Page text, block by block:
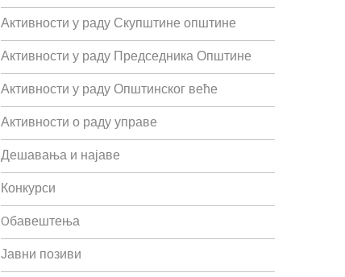
Активности у раду Скупштине општине
Активности у раду Председника Општине
Активности у раду Општинског веће
Активности о раду управе
Дешавања и најаве
Конкурси
Oбавештења
Јавни позиви